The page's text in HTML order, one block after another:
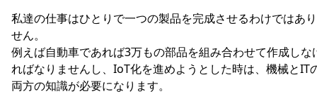
私達の仕事はひとりで一つの製品を完成させるわけではあ
せん。
例えば自動車であれば3万もの部品を組み合わせて作成しな
ればなりませんし、IoT化を進めようとした時は、機械とIT
両方の知識が必要になります。